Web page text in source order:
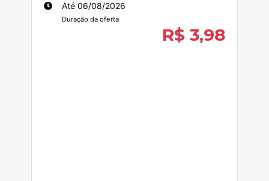
Até 06/08/2026
Duração da oferta
R$ 3,98